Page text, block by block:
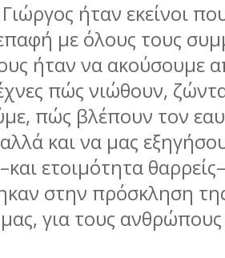
ήταν εκείνοι
µε όλους τους
ήταν να ακούσουµε
πώς νιώθουν,
πώς βλέπουν τον
και να µας
ετοιµότητα θαρρείς–
στην πρόσκληση
για τους